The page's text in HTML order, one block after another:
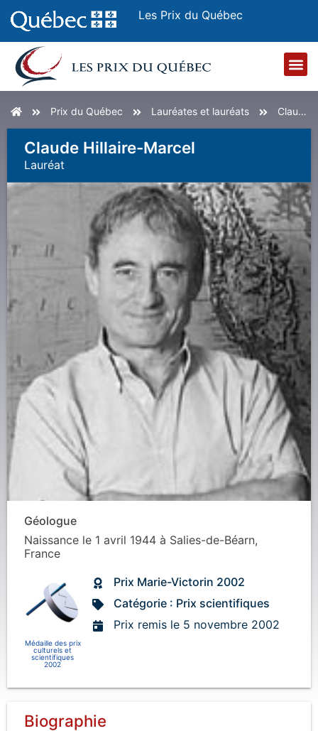
Les Prix du Québec
AccueilPrix du Québec Lauréates et lauréats Claude Hillaire-Marcel
Claude Hillaire-Marcel
Lauréat
Géologue
Naissance le 1 avril 1944 à Salies-de-Béarn,
France
Médaille des prix
culturels et
scientifiques
2002
Prix Marie-Victorin 2002
Catégorie : Prix scientifiques
Prix remis le 5 novembre 2002
Biographie